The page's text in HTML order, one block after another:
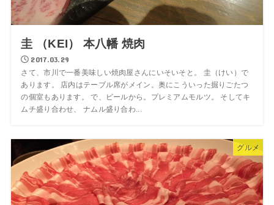
圭 （KEI） 本八幡 焼肉
2017.03.29
さて、市川で一番美味しい焼肉屋さんにいそいそと。 圭（けい）で
あります。 店内はテーブル席がメイン。奥にこういった掘りごたつ
の個室もあります。 で、ビールから。プレミアムモルツ。 そしてキ
ムチ盛り合わせ、 ナムル盛り合わ...
グルメ